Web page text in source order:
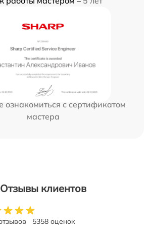
ознакомиться с сертификатом
мастера
Отзывы клиентов
5358 оценок